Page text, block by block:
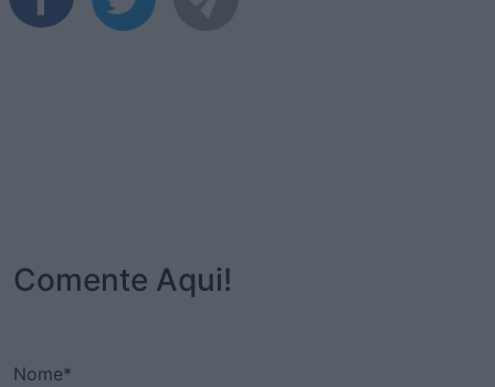
Comente Aqui!
Nome*